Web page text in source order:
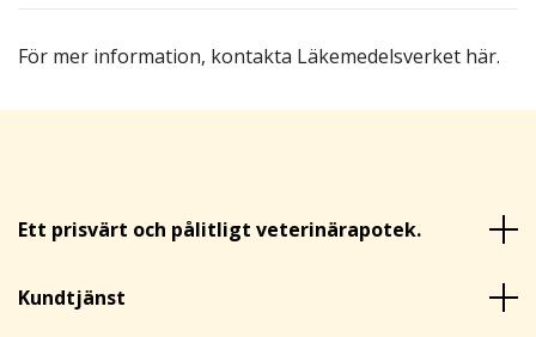
För mer information, kontakta Läkemedelsverket här.
Ett prisvärt och pålitligt veterinärapotek.
Kundtjänst